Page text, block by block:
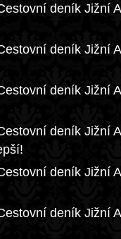
deník Jižní
deník Jižní
deník Jižní
deník Jižní
deník Jižní
deník Jižní